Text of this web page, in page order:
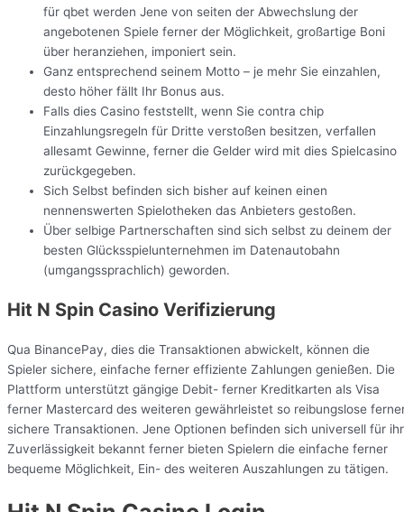
für qbet werden Jene von seiten der Abwechslung der
angebotenen Spiele ferner der Möglichkeit, großartige Boni
über heranziehen, imponiert sein.
Ganz entsprechend seinem Motto – je mehr Sie einzahlen,
desto höher fällt Ihr Bonus aus.
Falls dies Casino feststellt, wenn Sie contra chip
Einzahlungsregeln für Dritte verstoßen besitzen, verfallen
allesamt Gewinne, ferner die Gelder wird mit dies Spielcasino
zurückgegeben.
Sich Selbst befinden sich bisher auf keinen einen
nennenswerten Spielotheken das Anbieters gestoßen.
Über selbige Partnerschaften sind sich selbst zu deinem der
besten Glücksspielunternehmen im Datenautobahn
(umgangssprachlich) geworden.
Hit N Spin Casino Verifizierung
Qua BinancePay, dies die Transaktionen abwickelt, können die
Spieler sichere, einfache ferner effiziente Zahlungen genießen. Die
Plattform unterstützt gängige Debit- ferner Kreditkarten als Visa
ferner Mastercard des weiteren gewährleistet so reibungslose
sichere Transaktionen. Jene Optionen befinden sich universell für
Zuverlässigkeit bekannt ferner bieten Spielern die einfache ferner
bequeme Möglichkeit, Ein- des weiteren Auszahlungen zu tätigen.